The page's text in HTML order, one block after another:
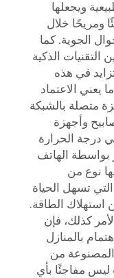
ويجعلها
ومريحًا خلال
الجوية. كما
التقنيات الذكية
في هذه
يعني الاعتماد
متصلة بالشبكة
وأجهزة
درجة الحرارة
بواسطة الهاتف
نوع من
التي تسهل الحياة
استهلاك الطاقة.
كذلك، فإن
بالمنازل
المصنوعة من
ليس مفاجئًا بأي